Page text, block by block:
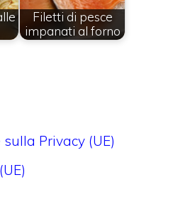
Filetti di pesce
impanati al forno
Privacy (UE)